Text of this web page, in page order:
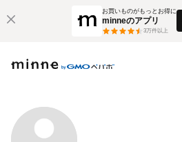
お買いものがもっとお得に
minneのアプリ
3万件以上